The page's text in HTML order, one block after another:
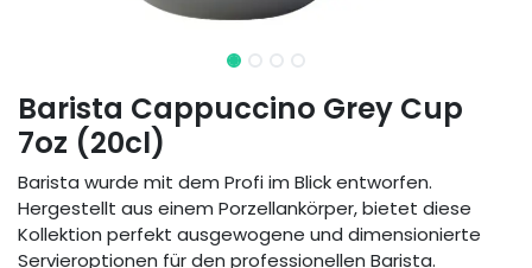
Barista Cappuccino Grey Cup
7oz (20cl)
Barista wurde mit dem Profi im Blick entworfen.
Hergestellt aus einem Porzellankörper, bietet diese
Kollektion perfekt ausgewogene und dimensionierte
Servieroptionen für den professionellen Barista.